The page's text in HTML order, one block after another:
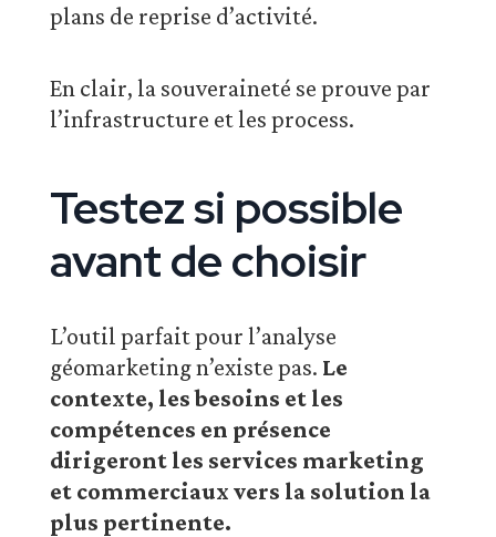
plans de reprise d’activité.
En clair, la souveraineté se prouve par
l’infrastructure et les process.
Testez si possible
avant de choisir
L’outil parfait pour l’analyse
géomarketing n’existe pas. Le
contexte, les besoins et les
compétences en présence
dirigeront les services marketing
et commerciaux vers la solution la
plus pertinente.